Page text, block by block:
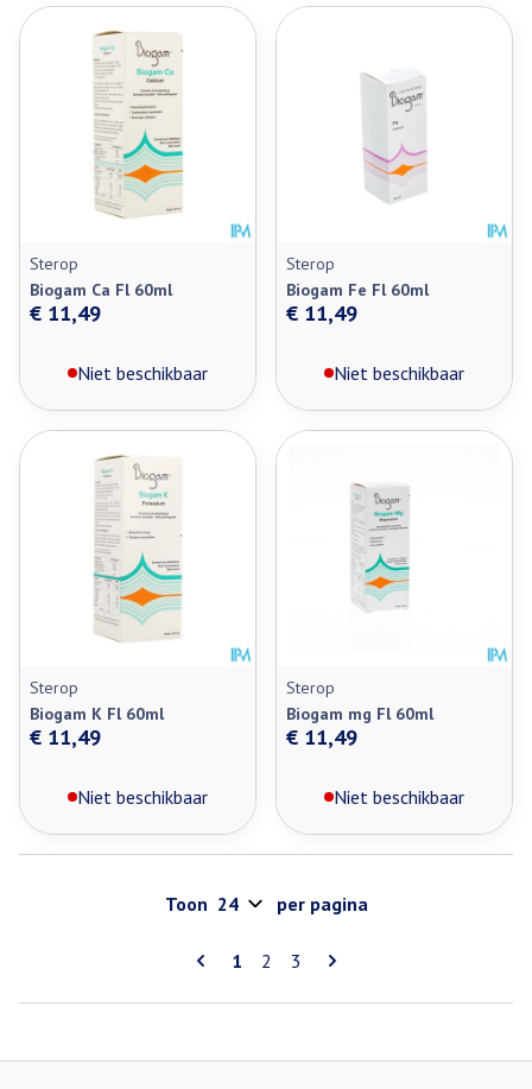
Sterop
Biogam Ca Fl 60ml
€ 11,49
Niet beschikbaar
Sterop
Biogam Fe Fl 60ml
€ 11,49
Niet beschikbaar
Sterop
Biogam K Fl 60ml
€ 11,49
Niet beschikbaar
Sterop
Biogam mg Fl 60ml
€ 11,49
Niet beschikbaar
Pagina's
U lees momenteel pagina
1 Pagina
2 Pagina
3
Toon per pagina